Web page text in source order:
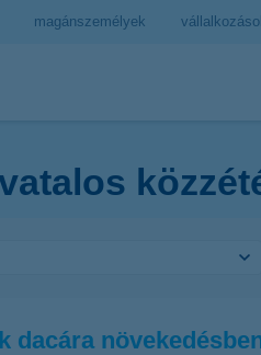
magánszemélyek
dacára